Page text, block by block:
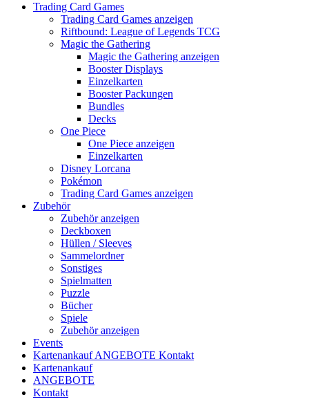
Trading Card Games
Trading Card Games anzeigen
Riftbound: League of Legends TCG
Magic the Gathering
Magic the Gathering anzeigen
Booster Displays
Einzelkarten
Booster Packungen
Bundles
Decks
One Piece
One Piece anzeigen
Einzelkarten
Disney Lorcana
Pokémon
Trading Card Games anzeigen
Zubehör
Zubehör anzeigen
Deckboxen
Hüllen / Sleeves
Sammelordner
Sonstiges
Spielmatten
Puzzle
Bücher
Spiele
Zubehör anzeigen
Events
KartenankaufANGEBOTE Kontakt
Kartenankauf
ANGEBOTE
Kontakt